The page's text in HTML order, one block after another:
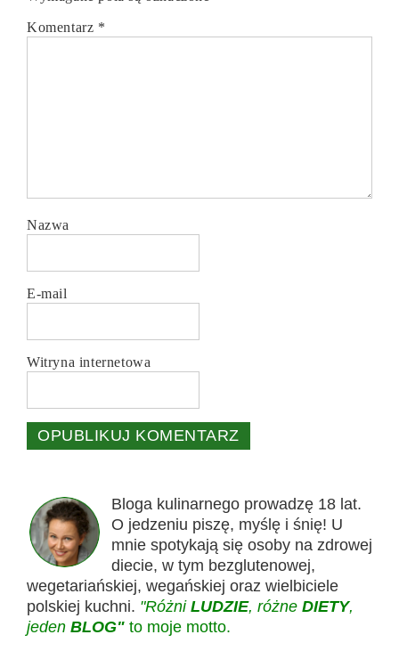
Komentarz *
Nazwa
E-mail
Witryna internetowa
Bloga kulinarnego prowadzę 18 lat.
O jedzeniu piszę, myślę i śnię! U
mnie spotykają się osoby na zdrowej
diecie, w tym bezglutenowej,
wegetariańskiej, wegańskiej oraz wielbiciele
polskiej kuchni. "Różni LUDZIE, różne DIETY,
jeden BLOG" to moje motto.